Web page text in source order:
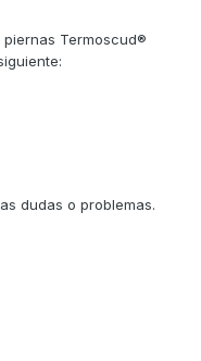
Termoscud®
dudas o problemas.